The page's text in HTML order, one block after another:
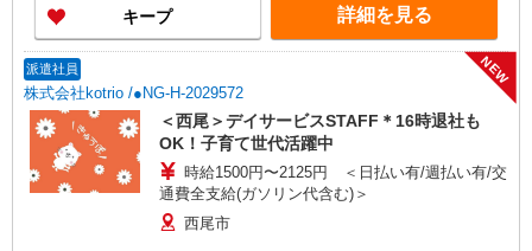
キープ 詳細を見る
派遣社員
株式会社kotrio /●NG-H-2029572
NEW
＜西尾＞デイサービスSTAFF＊16時退社も
OK！子育て世代活躍中
時給1500円〜2125円 ＜日払い有/週払い有/交
通費全支給(ガソリン代含む)＞
西尾市